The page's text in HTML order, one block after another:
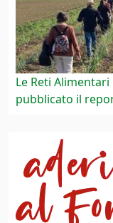
Le Reti
pubblicato il